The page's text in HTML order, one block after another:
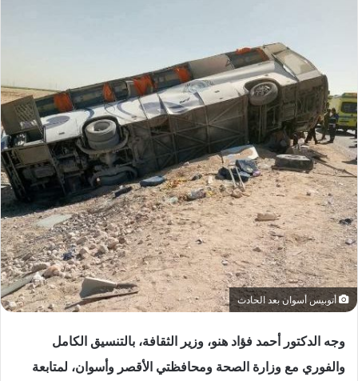
أتوبيس أسوان بعد الحادث
وجه الدكتور أحمد فؤاد هنو، وزير الثقافة، بالتنسيق الكامل
والفوري مع وزارة الصحة ومحافظتي الأقصر وأسوان، لمتابعة